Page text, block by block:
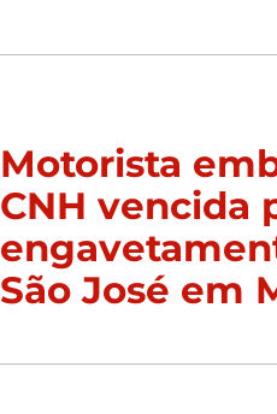
Motorista
CNH vencida
São José em